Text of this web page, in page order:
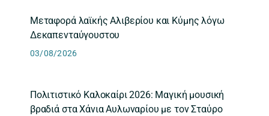
Μεταφορά λαϊκής Αλιβερίου και Κύμης λόγω
Δεκαπενταύγουστου
03/08/2026
Πολιτιστικό Καλοκαίρι 2026: Μαγική μουσική
βραδιά στα Χάνια Αυλωναρίου με τον Σταύρο